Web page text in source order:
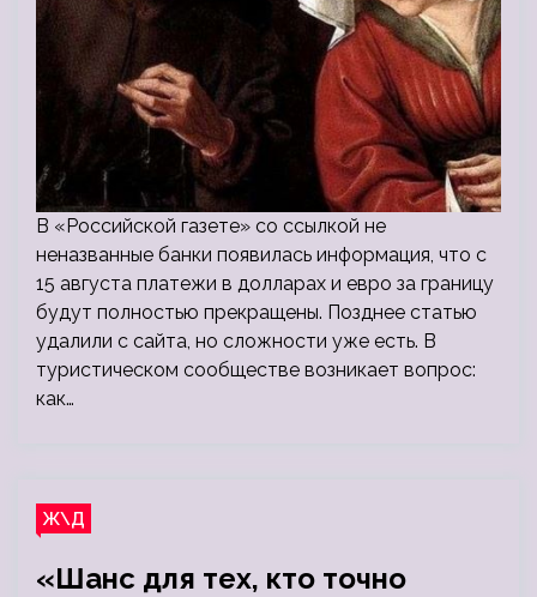
В «Российской газете» со ссылкой не
неназванные банки появилась информация, что с
15 августа платежи в долларах и евро за границу
будут полностью прекращены. Позднее статью
удалили с сайта, но сложности уже есть. В
туристическом сообществе возникает вопрос:
как…
Ж\Д
«Шанс для тех, кто точно